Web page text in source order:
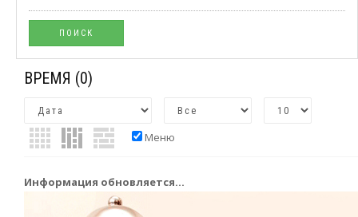
ВРЕМЯ (0)
Меню
Информация обновляется...